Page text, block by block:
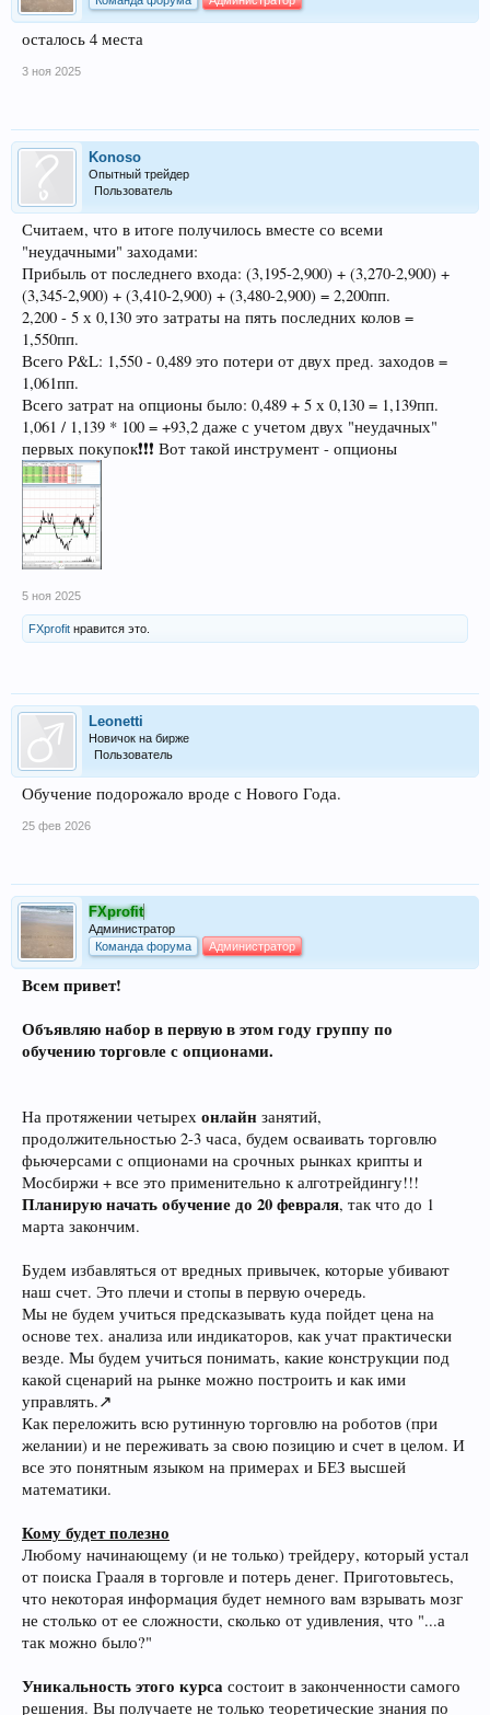
осталось 4 места
3 ноя 2025
Konoso
Опытный трейдер
Пользователь
Считаем, что в итоге получилось вместе со всеми
"неудачными" заходами:
Прибыль от последнего входа: (3,195-2,900) + (3,270-2,900) +
(3,345-2,900) + (3,410-2,900) + (3,480-2,900) = 2,200пп.
2,200 - 5 х 0,130 это затраты на пять последних колов =
1,550пп.
Всего P&L: 1,550 - 0,489 это потери от двух пред. заходов =
1,061пп.
Всего затрат на опционы было: 0,489 + 5 х 0,130 = 1,139пп.
1,061 / 1,139 * 100 = +93,2 даже с учетом двух "неудачных"
первых покупок❗️❗️❗️ Вот такой инструмент - опционы
5 ноя 2025
FXprofit нравится это.
Leonetti
Новичок на бирже
Пользователь
Обучение подорожало вроде с Нового Года.
25 фев 2026
FXprofit
Администратор
Команда форума
Администратор
Всем привет!
Объявляю набор в первую в этом году группупо
обучению торговле с опционами.
На протяжении четырех онлайн занятий,
продолжительностью 2-3 часа, будем осваивать торговлю
фьючерсами с опционами на срочных рынках крипты и
Мосбиржи + все это применительно к алготрейдингу!!!
Планирую начать обучение до 20 февраля, так что до 1
марта закончим.
Будем избавляться от вредных привычек, которые убивают
наш счет. Это плечи и стопы в первую очередь.
Мы не будем учиться предсказывать куда пойдет цена на
основе тех. анализа или индикаторов, как учат практически
везде. Мы будем учиться понимать, какие конструкции под
какой сценарий на рынке можно построить и как ими
управлять.↗️
Как переложить всю рутинную торговлю на роботов (при
желании) и не переживать за свою позицию и счет в целом. И
все это понятным языком на примерах и БЕЗ высшей
математики.
Кому будет полезно
Любому начинающему (и не только) трейдеру, который устал
от поиска Грааля в торговле и потерь денег. Приготовьтесь,
что некоторая информация будет немного вам взрывать мозг
не столько от ее сложности, сколько от удивления, что "...а
так можно было?"
Уникальность этого курса состоит в законченности самого
решения. Вы получаете не только теоретические знания по